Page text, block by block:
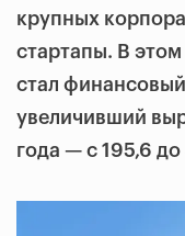
крупных
стартапы. В
стал
увеличивший
года — с 195,6